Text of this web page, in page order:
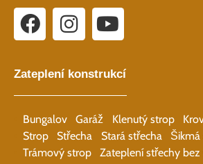
Zateplení konstrukcí
Bungalov Garáž Klenutý strop
Strop
Střecha Stará střecha
Šikmá
Trámový strop
Zateplení střechy